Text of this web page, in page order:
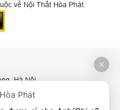
về Nội Thất Hòa Phát.
Hà Nội
8966-024. 3665 8993
Phát